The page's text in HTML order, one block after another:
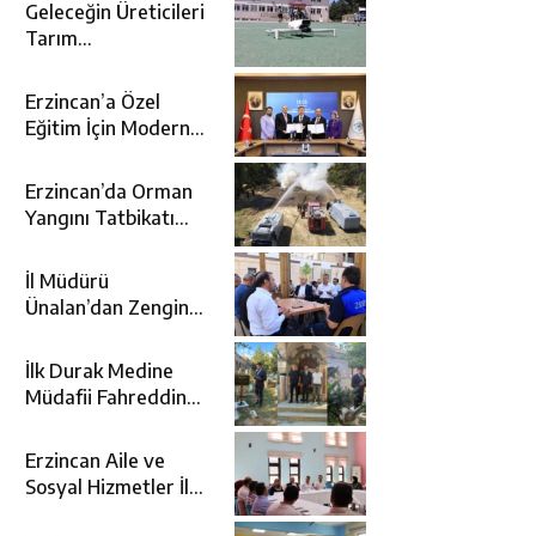
Geleceğin Üreticileri
Tarım
Tanışıyor
Erzincan’a Özel
Eğitim İçin Modern
Eğitim Meslek Okulu
Protokolü İmzalandı
Erzincan’da Orman
Yangını Tatbikatı
İl Müdürü
Ünalan’dan Zengin
Ziyareti
İlk Durak Medine
Müdafii Fahreddin
Kabri
Erzincan Aile ve
Sosyal Hizmetler İl